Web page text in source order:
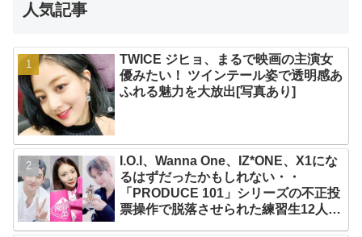
人気記事
TWICE ジヒョ、まるで映画の主演女
優みたい！ ツインテール姿で透明感あ
ふれる魅力を大放出[写真あり]
I.O.I、Wanna One、IZ*ONE、X1にな
るはずだったかもしれない・・
「PRODUCE 101」シリーズの不正投
票操作で脱落させられた練習生12人の